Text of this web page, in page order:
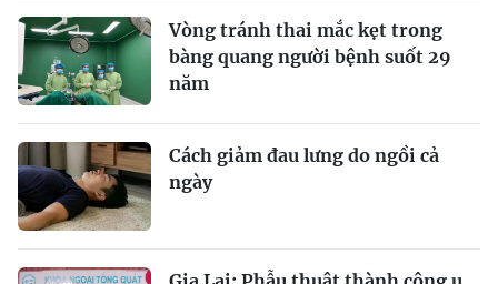
Vòng tránh thai mắc kẹt trong
bàng quang người bệnh suốt 29
năm
Cách giảm đau lưng do ngồi cả
ngày